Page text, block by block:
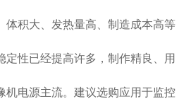
体积大、发热量高、制造成本高等
定性已经提高许多，制作精良、用
机电源主流。建议选购应用于监控